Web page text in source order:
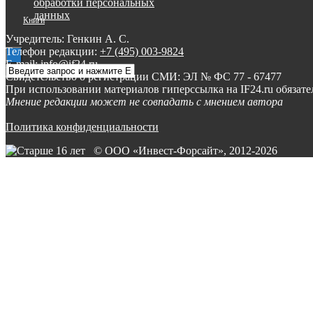
Книги
обработки персональных
данных
Учредитель: Генкин А. С.
Телефон редакции: +7 (495) 003-9824
E-mail: info@if24.ru
Свидетельство о регистрации СМИ: ЭЛ № ФС 77 - 67477
При использовании материалов гиперссылка на IF24.ru
Мнение редакции может не совпадать с мнением автора
Политика конфиденциальности
© ООО «Инвест-Форсайт», 2012-2026